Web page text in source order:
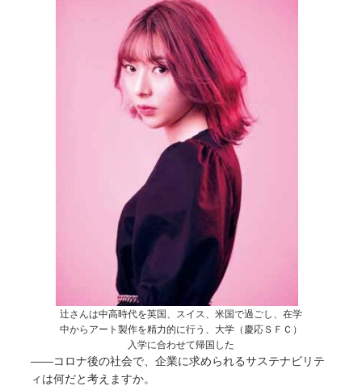
辻さんは中高時代を英国、スイス、米国で過ごし、在学
中からアート製作を精力的に行う、大学（慶応ＳＦＣ）
入学に合わせて帰国した
――コロナ後の社会で、企業に求められるサステナビリテ
ィは何だと考えますか。